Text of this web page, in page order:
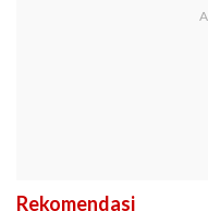
Rekomendasi